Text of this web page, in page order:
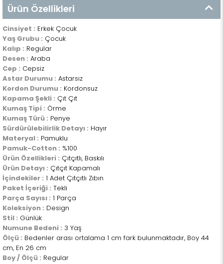
Ürün Özellikleri
Cinsiyet : Erkek Çocuk
Yaş Grubu : Çocuk
Kalıp : Regular
Desen : Araba
Cep : Cepsiz
Astar Durumu : Astarsız
Kordon Durumu : Kordonsuz
Kapama Şekli : Çıt Çıt
Kumaş Tipi : Örme
Kumaş Türü : Penye
Sürdürülebilirlik Detayı : Hayır
Materyal : Pamuklu
Pamuk-Cotton : %100
Ürün Özellikleri : Çıtçıtlı, Baskılı
Ürün Detayı : Çıtçıt Kapamalı
İçindekiler : 1 Adet Çıtçıtlı Zıbın
Paket İçeriği : Tekli
Parça Sayısı : 1 Parça
Koleksiyon : Design
Stil : Günlük
Numune Bedeni : 3 Yaş
Ölçü : Bedenler arası ortalama 1 cm fark bulunmaktadır, Boy 44
cm, En 26 cm
Boy / Ölçü : Regular